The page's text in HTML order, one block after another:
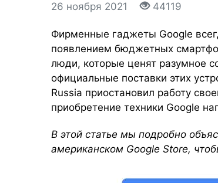
26 ноября 2021 44119
Фирменные гаджеты Google
появлением бюджетных
люди, которые ценят разумное
официальные поставки этих
Russia приостановил работу
приобретение техники Google
В этой статье мы подробно
американском Google Store,